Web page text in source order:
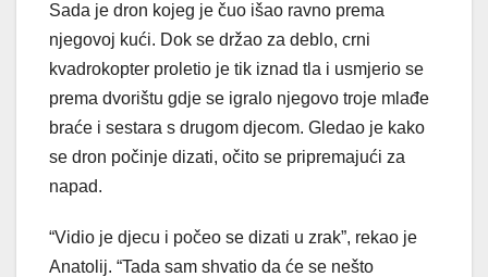
Sada je dron kojeg je čuo išao ravno prema
njegovoj kući. Dok se držao za deblo, crni
kvadrokopter proletio je tik iznad tla i usmjerio se
prema dvorištu gdje se igralo njegovo troje mlađe
braće i sestara s drugom djecom. Gledao je kako
se dron počinje dizati, očito se pripremajući za
napad.
“Vidio je djecu i počeo se dizati u zrak”, rekao je
Anatolij. “Tada sam shvatio da će se nešto